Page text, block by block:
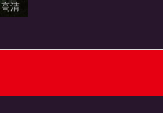
高清